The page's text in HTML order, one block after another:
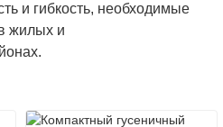
и гибкость, необходимые
жилых и